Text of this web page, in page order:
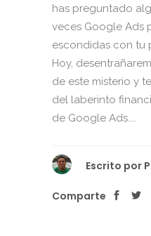
has preguntado
veces Google Ads
escondidas con tu
Hoy,
de este misterio y
del laberinto
de Google Ads....
Escrito por
Comparte